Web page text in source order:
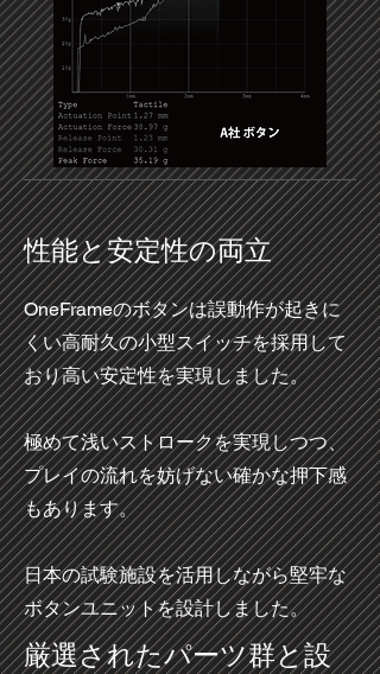
​性能と安定性の両立
OneFrameのボタンは誤動作が起きに
くい高耐久の小型スイッチを採用して
おり高い安定性を実現しました。
極めて浅いストロークを実現しつつ、
プレイの流れを妨げない確かな押下感
もあります。
日本の試験施設を活用しながら堅牢な
ボタンユニットを設計しました。
厳選されたパーツ群と設